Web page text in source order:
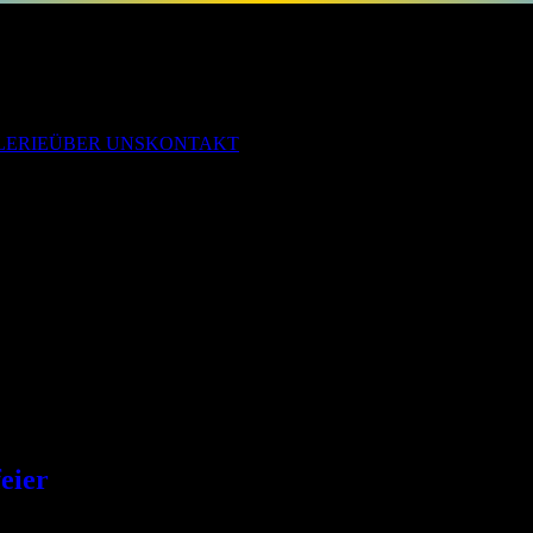
ÜBER UNSKONTAKT
ist ein ganz besonderer Tag: Der SV 1861 Oberoderwitz feiert
am Sport. Generationen von Sportlerinnen und Sportlern,